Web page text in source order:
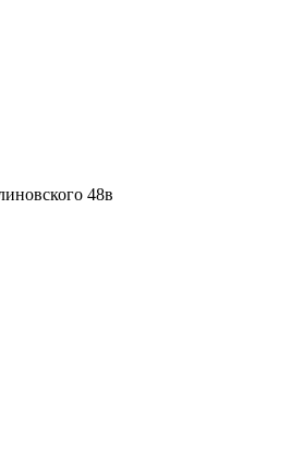
48в